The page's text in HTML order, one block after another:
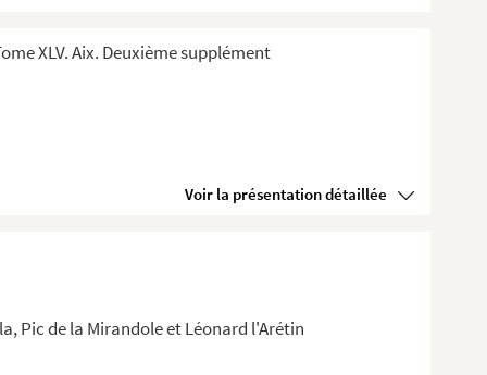
XLV. Aix. Deuxième supplément
Voir la présentation détaillée
Pic de la Mirandole et Léonard l'Arétin